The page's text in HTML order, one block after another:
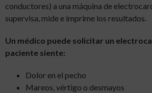
conductores) a una máquina de
supervisa, mide e imprime los resultados.
Un médico puede solicitar un
paciente siente:
Dolor en el pecho
Mareos, vértigo o desmayos